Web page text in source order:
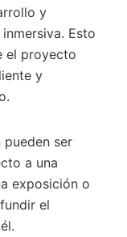
y
Esto
el proyecto
y
ser
a una
exposición o
el